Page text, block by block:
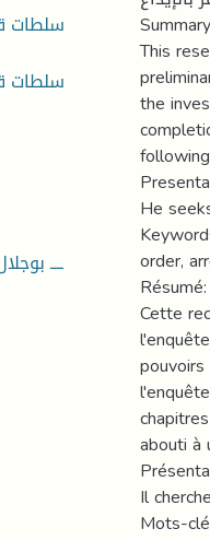
سلطات
سلطات
ــــ
This
the
He
order,
Résumé:
Cette
abouti à
Il
Mots-